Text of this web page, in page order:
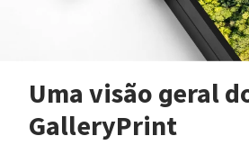
Uma visão geral
GalleryPrint